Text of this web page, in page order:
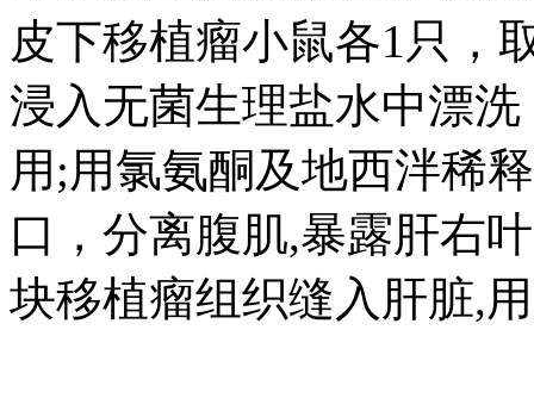
皮下移植瘤小鼠各1只，
浸入无菌生理盐水中漂洗
用;用氯氨酮及地西泮稀
口，分离腹肌,暴露肝右
块移植瘤组织缝入肝脏,